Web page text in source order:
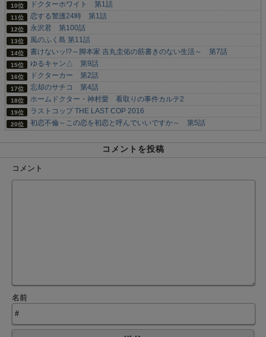
ドクターホワイト 第1話
恋する警護24時 第1話
永沢君 第100話
風のふく島 第11話
書けないッ!?～脚本家 吉丸圭佑の筋書きのない生活～ 第7話
ゆるキャン△ 第9話
ドクターカー 第2話
忘却のサチコ 第4話
ホームドクター・神村愛 看取りの事件カルテ2
ラストコップ THE LAST COP 2016
初恋不倫～この恋を初恋と呼んでいいですか～ 第5話
コメントを投稿
コメント
名前